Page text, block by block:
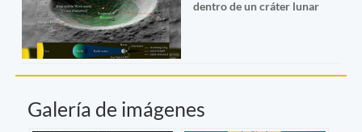
dentro de un cráter lunar
Galería de imágenes